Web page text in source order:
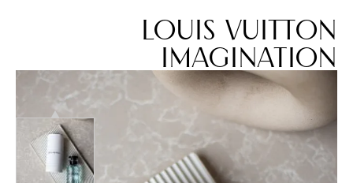
louis vuitton
imagination